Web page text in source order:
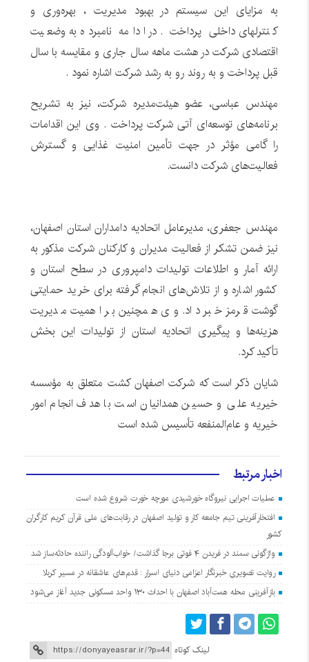
به مزایای این سیستم در بهبود مدیریت ، بهره‌وری و
کنترلهای داخلی پرداخت . در ادامه نامبرده به وضعیت
اقتصادی شرکت در هشت ماهه سال جاری و مقایسه با سال
قبل پرداخت و به روند رو به رشد شرکت اشاره نمود .
مهندس عباسی، عضو هیئت‌مدیره شرکت، نیز به تشریح
برنامه‌های توسعه‌ای آتی شرکت پرداخت . وی این اقدامات
را گامی مؤثر در جهت تأمین امنیت غذایی و گسترش
فعالیت‌های شرکت دانست.
مهندس جعفری، مدیرعامل اتحادیه دامداران استان اصفهان،
نیز ضمن تشکر از فعالیت مدیران و کارکنان شرکت مذکور به
ارائه آمار و اطلاعات تولیدات دامپروری در سطح استان و
کشور اشاره و از تلاش‌های انجام گرفته برای خرید حمایتی
گوشت قرمز خبر داد. وی همچنین بر اهمیت مدیریت
هزینه‌ها و پیگیری اتحادیه استان از تولیدات این بخش
تأکید کرد.
شایان ذکر است که شرکت اصفهان کشت متعلق به مؤسسه
خیریه علی و حسین همدانیان است با هدف انجام امور
خیریه و عام‌المنفعه تأسیس شده است
اخبار مرتبط
عملیات اجرایی نیروگاه خورشیدی مورچه خورت شروع شده است
افتخارآفرینی تیم جامعه کار و تولید اصفهان در رقابت‌های ملی قرآن کریم کارگران
کشور
واژگونی سمند در فریدن ۴ فوتی برجا گذاشت/ خواب‌آلودگی راننده حادثه‌ساز شد
روایت تصویری خبرنگار اعزامی دنیای اسرار : قدم‌های عاشقانه در مسیر کربلا
بازآفرینی محله همت‌آباد اصفهان با احداث ۱۳۰ واحد مسکونی جدید آغاز می‌شود
لینک کوتاه